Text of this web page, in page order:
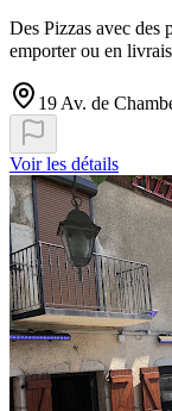
Des Pizzas avec des
19 Av. de
Voir les détails